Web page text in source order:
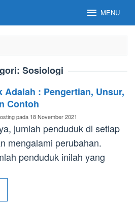
MENU
Sosiologi
Adalah : Pengertian, Unsur,
Contoh
pada 18 November 2021
jumlah penduduk di setiap
mengalami perubahan.
penduduk inilah yang